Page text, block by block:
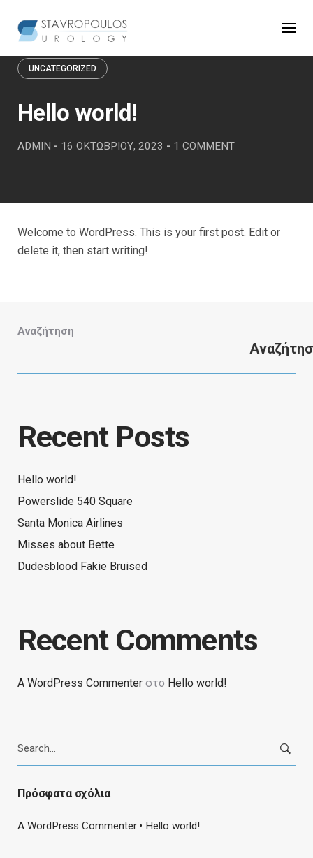
content
UNCATEGORIZED
Hello world!
ADMIN - 16 ΟΚΤΩΒΡΊΟΥ, 2023 - 1 COMMENT
Welcome to WordPress. This is your first post. Edit or
delete it, then start writing!
Αναζήτηση
Recent Posts
Hello world!
Powerslide 540 Square
Santa Monica Airlines
Misses about Bette
Dudesblood Fakie Bruised
Recent Comments
A WordPress Commenter στο Hello world!
for:
Πρόσφατα σχόλια
A WordPress Commenter Hello world!